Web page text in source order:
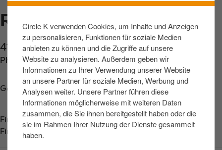
Circle K verwenden Cookies, um Inhalte und Anzeigen
zu personalisieren, Funktionen für soziale Medien
anbieten zu können und die Zugriffe auf unsere
Website zu analysieren. Außerdem geben wir
Informationen zu Ihrer Verwendung unserer Website
an unsere Partner für soziale Medien, Werbung und
Analysen weiter. Unsere Partner führen diese
Informationen möglicherweise mit weiteren Daten
zusammen, die Sie ihnen bereitgestellt haben oder die
sie im Rahmen Ihrer Nutzung der Dienste gesammelt
haben.
u
m
n
h
l
v
RODANGE 412
412, route de Longwy,Rodange,L-4832
Phone: +352508333
Get directions
Find us on
App Store
Find us on